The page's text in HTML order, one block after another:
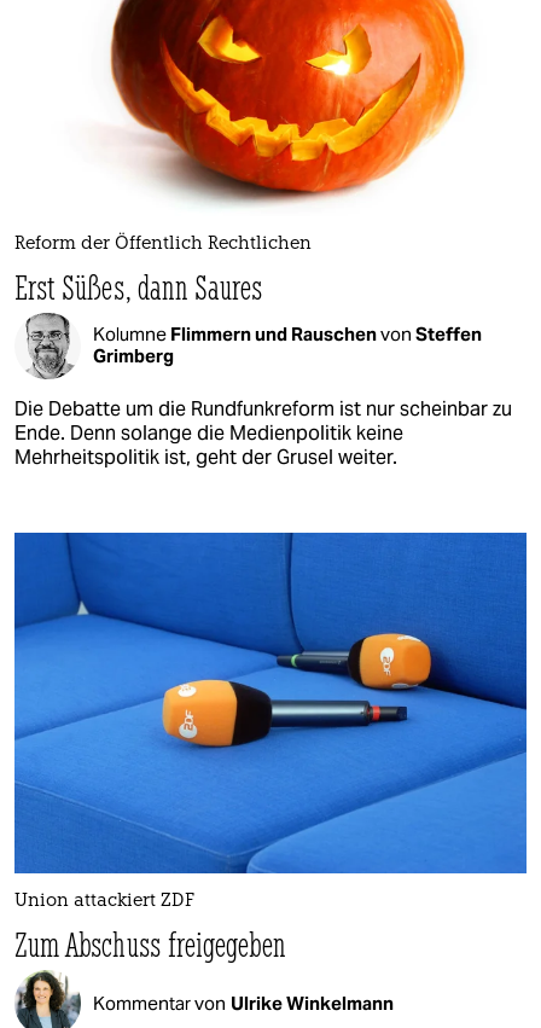
Reform der Öffentlich Rechtlichen
Erst Süßes, dann Saures
Kolumne Flimmern und Rauschenvon Steffen
Grimberg
Die Debatte um die Rundfunkreform ist nur scheinbar zu
Ende. Denn solange die Medienpolitik keine
Mehrheitspolitik ist, geht der Grusel weiter.
Union attackiert ZDF
Zum Abschuss freigegeben
Kommentar von Ulrike Winkelmann